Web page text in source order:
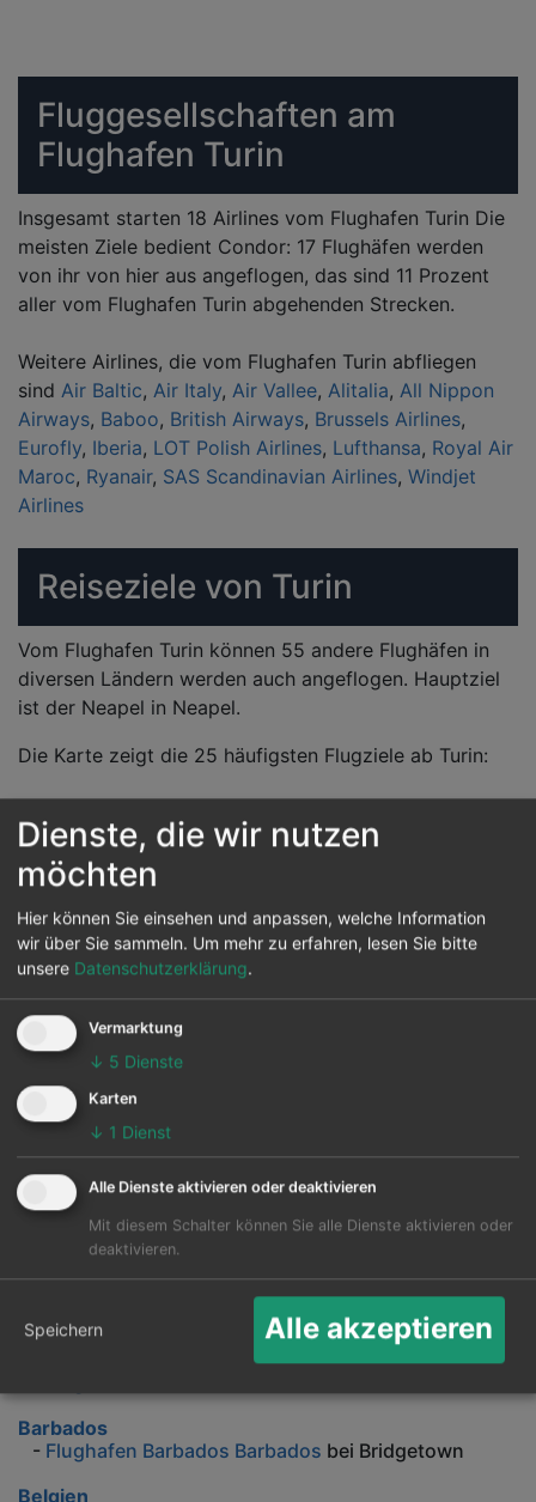
Fluggesellschaften am
Flughafen Turin
Insgesamt starten 18 Airlines vom Flughafen Turin Die
meisten Ziele bedient Condor: 17 Flughäfen werden
von ihr von hier aus angeflogen, das sind 11 Prozent
aller vom Flughafen Turin abgehenden Strecken.
Weitere Airlines, die vom Flughafen Turin abfliegen
sind Air Baltic, Air Italy, Air Vallee, Alitalia, All Nippon
Airways, Baboo, British Airways, Brussels Airlines,
Eurofly, Iberia, LOT Polish Airlines, Lufthansa, Royal Air
Maroc, Ryanair, SAS Scandinavian Airlines, Windjet
Airlines
Reiseziele von Turin
Vom Flughafen Turin können 55 andere Flughäfen in
diversen Ländern werden auch angeflogen. Hauptziel
ist der Neapel in Neapel.
Die Karte zeigt die 25 häufigsten Flugziele ab Turin:
Reiseziele nach Ländern
Turin
Österreich
bei Graz
Barbados
- Flughafen Barbados Barbados bei Bridgetown
Belgien
Dienste, die wir nutzen
möchten
Hier können Sie einsehen und anpassen, welche Information
wir über Sie sammeln. Um mehr zu erfahren, lesen Sie bitte
unsere Datenschutzerklärung.
Vermarktung
↓ 5 Dienste
Karten
↓ 1 Dienst
Alle Dienste aktivieren oder deaktivieren
Mit diesem Schalter können Sie alle Dienste aktivieren oder
deaktivieren.
Speichern Alle akzeptieren